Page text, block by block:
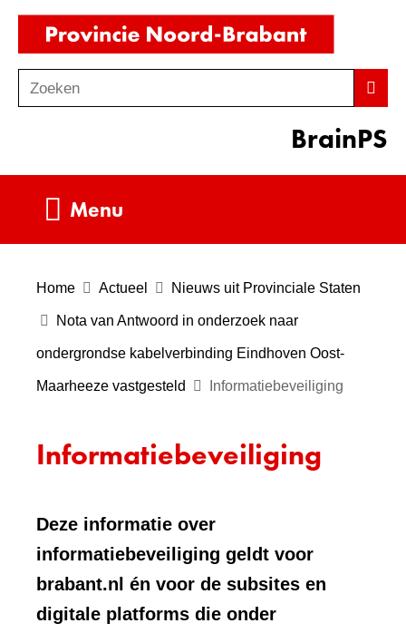
Ga
de
inhoud
o
Zoeken
BrainPS
Menu
Home Actueel Nieuws uit Provinciale Staten
Nota van Antwoord in onderzoek naar
ondergrondse kabelverbinding Eindhoven Oost-
Maarheeze vastgesteld Informatiebeveiliging
Informatiebeveiliging
Deze informatie over
informatiebeveiliging geldt voor
brabant.nl én voor de subsites en
digitale platforms die onder